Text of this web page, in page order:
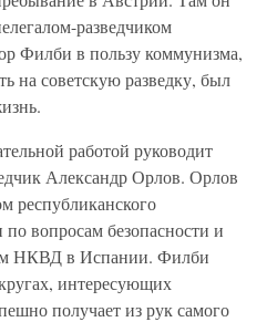
разведчиком
Филби в пользу коммунизма,
на советскую разведку, был
работой руководит
Александр Орлов. Орлов
республиканского
вопросам безопасности и
НКВД в Испании. Филби
интересующих
получает из рук самого